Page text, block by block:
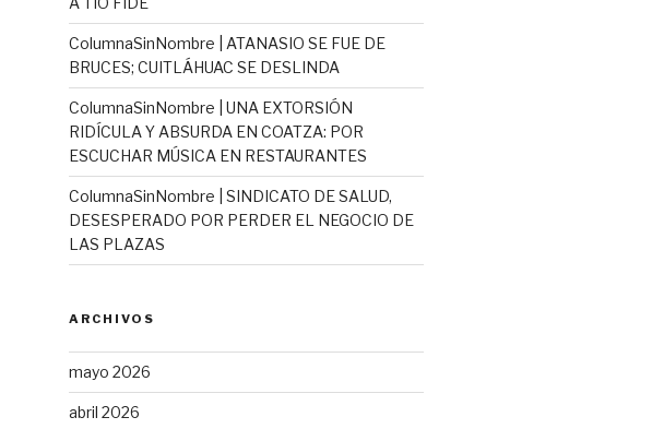
ColumnaSinNombre | ATANASIO SE FUE DE
BRUCES; CUITLÁHUAC SE DESLINDA
ColumnaSinNombre | UNA EXTORSIÓN
RIDÍCULA Y ABSURDA EN COATZA: POR
ESCUCHAR MÚSICA EN RESTAURANTES
ColumnaSinNombre | SINDICATO DE SALUD,
DESESPERADO POR PERDER EL NEGOCIO DE
LAS PLAZAS
ARCHIVOS
mayo 2026
abril 2026